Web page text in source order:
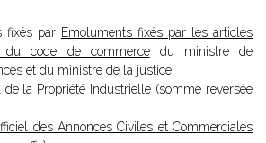
fixés par Emoluments fixés par les articles
du code de commercedu ministre de
et du ministre de la justice
de la Propriété Industrielle (somme reversée
des Annonces Civiles et Commerciales